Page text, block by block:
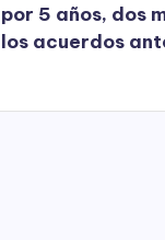
por 5 años, dos
los acuerdos